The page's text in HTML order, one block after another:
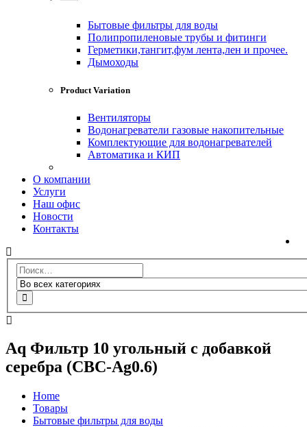
Бытовые фильтры для воды
Полипропиленовые трубы и фитинги
Герметики,тангит,фум лента,лен и прочее.
Дымоходы
Product Variation
Вентиляторы
Водонагреватели газовые накопительные
Комплектующие для водонагревателей
Автоматика и КИП
О компании
Услуги
Наш офис
Новости
Контакты
Aq Фильтр 10 угольный с добавкой
серебра (CBC-Ag0.6)
Home
Товары
Бытовые фильтры для воды